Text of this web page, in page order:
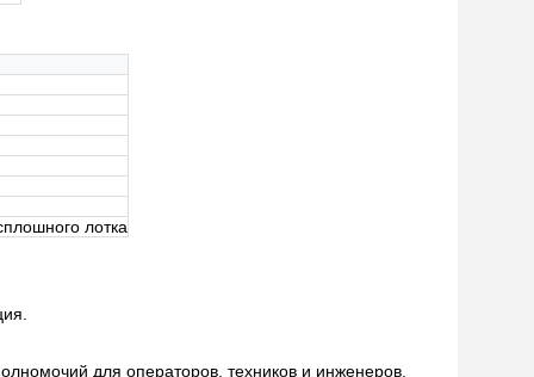
лотка
для операторов, техников и инженеров.